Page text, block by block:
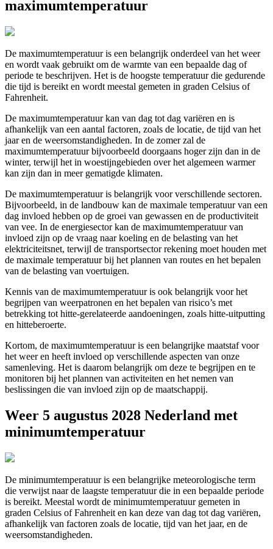
maximumtemperatuur
De maximumtemperatuur is een belangrijk onderdeel van het weer
en wordt vaak gebruikt om de warmte van een bepaalde dag of
periode te beschrijven. Het is de hoogste temperatuur die gedurende
die tijd is bereikt en wordt meestal gemeten in graden Celsius of
Fahrenheit.
De maximumtemperatuur kan van dag tot dag variëren en is
afhankelijk van een aantal factoren, zoals de locatie, de tijd van het
jaar en de weersomstandigheden. In de zomer zal de
maximumtemperatuur bijvoorbeeld doorgaans hoger zijn dan in de
winter, terwijl het in woestijngebieden over het algemeen warmer
kan zijn dan in meer gematigde klimaten.
De maximumtemperatuur is belangrijk voor verschillende sectoren.
Bijvoorbeeld, in de landbouw kan de maximale temperatuur van een
dag invloed hebben op de groei van gewassen en de productiviteit
van vee. In de energiesector kan de maximumtemperatuur van
invloed zijn op de vraag naar koeling en de belasting van het
elektriciteitsnet, terwijl de transportsector rekening moet houden met
de maximale temperatuur bij het plannen van routes en het bepalen
van de belasting van voertuigen.
Kennis van de maximumtemperatuur is ook belangrijk voor het
begrijpen van weerpatronen en het bepalen van risico’s met
betrekking tot hitte-gerelateerde aandoeningen, zoals hitte-uitputting
en hitteberoerte.
Kortom, de maximumtemperatuur is een belangrijke maatstaf voor
het weer en heeft invloed op verschillende aspecten van onze
samenleving. Het is daarom belangrijk om deze te begrijpen en te
monitoren bij het plannen van activiteiten en het nemen van
beslissingen die van invloed zijn op de maatschappij.
Weer 5 augustus 2028 Nederland met
minimumtemperatuur
De minimumtemperatuur is een belangrijke meteorologische term
die verwijst naar de laagste temperatuur die in een bepaalde periode
is bereikt. Meestal wordt de minimumtemperatuur gemeten in
graden Celsius of Fahrenheit en kan deze van dag tot dag variëren,
afhankelijk van factoren zoals de locatie, tijd van het jaar, en de
weersomstandigheden.